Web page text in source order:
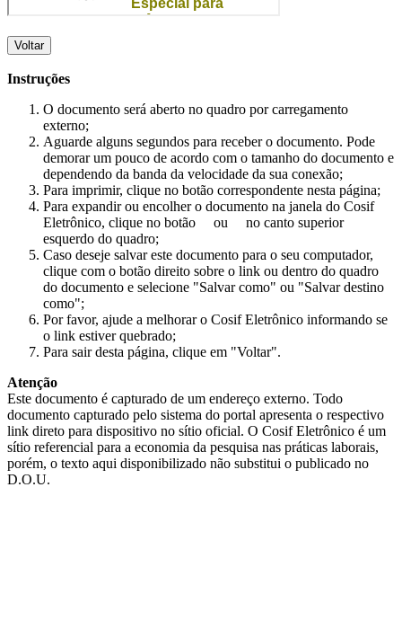
Voltar
Instruções
O documento será aberto no quadro por carregamento
externo;
Aguarde alguns segundos para receber o documento. Pode
demorar um pouco de acordo com o tamanho do documento e
dependendo da banda da velocidade da sua conexão;
Para imprimir, clique no botão correspondente nesta página;
Para expandir ou encolher o documento na janela do Cosif
Eletrônico, clique no botão
ou
no canto superior
esquerdo do quadro;
Caso deseje salvar este documento para o seu computador,
clique com o botão direito sobre o link ou dentro do quadro
do documento e selecione "Salvar como" ou "Salvar destino
como";
Por favor, ajude a melhorar o Cosif Eletrônico informando se
o link estiver quebrado;
Para sair desta página, clique em "Voltar".
Atenção
Este documento é capturado de um endereço externo. Todo
documento capturado pelo sistema do portal apresenta o respectivo
link direto para dispositivo no sítio oficial. O Cosif Eletrônico é um
sítio referencial para a economia da pesquisa nas práticas laborais,
porém, o texto aqui disponibilizado não substitui o publicado no
D.O.U.